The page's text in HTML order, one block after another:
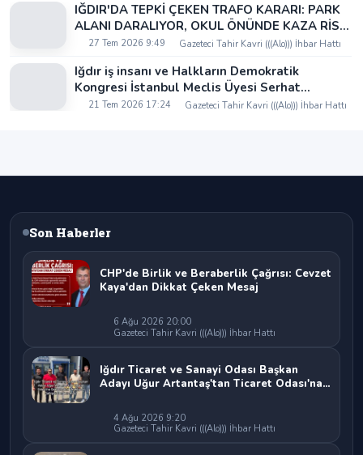
IĞDIR'DA TEPKİ ÇEKEN TRAFO KARARI: PARK
ALANI DARALIYOR, OKUL ÖNÜNDE KAZA RİSKİ
İDDİASI VE IĞDIR VALİSİ NEREDE?
27 Tem 2026 9:49 Gazeteci Tahir Kavri (((Alo))) İhbar Hattı
Iğdır iş insanı ve Halkların Demokratik
Kongresi İstanbul Meclis Üyesi Serhat
Kaya’dan Iğdır Tanıtım Günleri’nde birlik ve
21 Tem 2026 17:24 Gazeteci Tahir Kavri (((Alo))) İhbar Hattı
Son Haberler
CHP'de Birlik ve Beraberlik Çağrısı: Cevzet
Kaya'dan Dikkat Çeken Mesaj
6 Ağu 2026 20:00
Gazeteci Tahir Kavri (((Alo))) İhbar Hattı
Iğdır Ticaret ve Sanayi Odası Başkan
Adayı Uğur Artantaş'tan Ticaret Odası'na
Bırakılamaz"
4 Ağu 2026 9:20
Gazeteci Tahir Kavri (((Alo))) İhbar Hattı